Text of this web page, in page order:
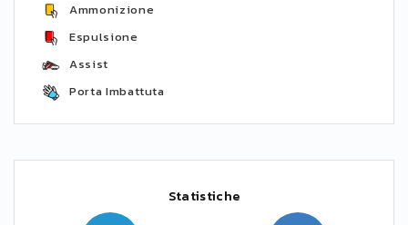
Ammonizione
Espulsione
Assist
Porta Imbattuta
Statistiche